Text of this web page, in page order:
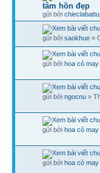
tâm hồn đẹp
gửi bởi
gửi bởi saokhue »
gửi bởi hoa cỏ may
gửi bởi ngocnu »
gửi bởi hoa cỏ may
gửi bởi hoa cỏ may